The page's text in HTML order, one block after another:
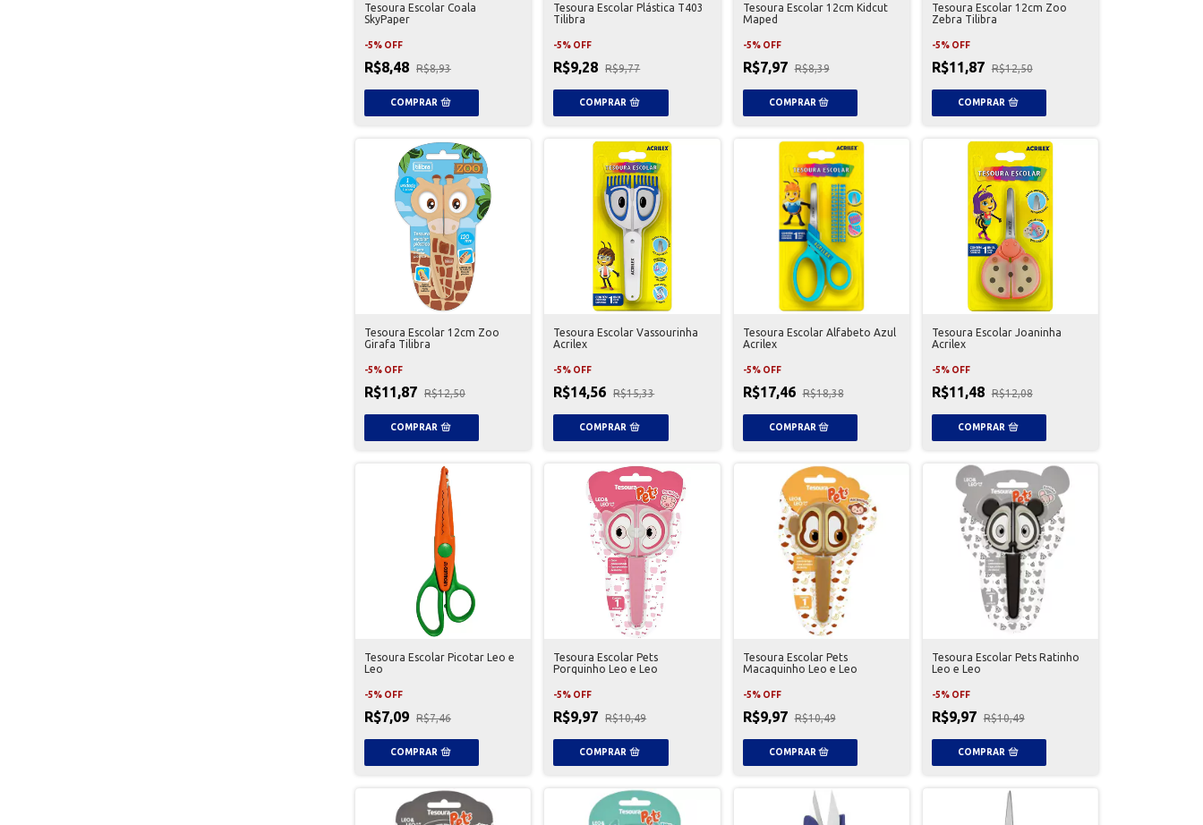
Tesoura Escolar Coala
SkyPaper
-5% OFF
R$8,48 R$8,93
Tesoura Escolar Plástica T403
Tilibra
-5% OFF
R$9,28 R$9,77
Tesoura Escolar 12cm Kidcut
Maped
-5% OFF
R$7,97 R$8,39
Tesoura Escolar 12cm Zoo
Zebra Tilibra
-5% OFF
R$11,87 R$12,50
Tesoura Escolar 12cm Zoo
Girafa Tilibra
-5% OFF
R$11,87 R$12,50
Tesoura Escolar Vassourinha
Acrilex
-5% OFF
R$14,56 R$15,33
Tesoura Escolar Alfabeto Azul
Acrilex
-5% OFF
R$17,46 R$18,38
Tesoura Escolar Joaninha
Acrilex
-5% OFF
R$11,48 R$12,08
Tesoura Escolar Picotar Leo e
Leo
-5% OFF
R$7,09 R$7,46
Tesoura Escolar Pets
Porquinho Leo e Leo
-5% OFF
R$9,97 R$10,49
Tesoura Escolar Pets
Macaquinho Leo e Leo
-5% OFF
R$9,97 R$10,49
Tesoura Escolar Pets Ratinho
Leo e Leo
-5% OFF
R$9,97 R$10,49